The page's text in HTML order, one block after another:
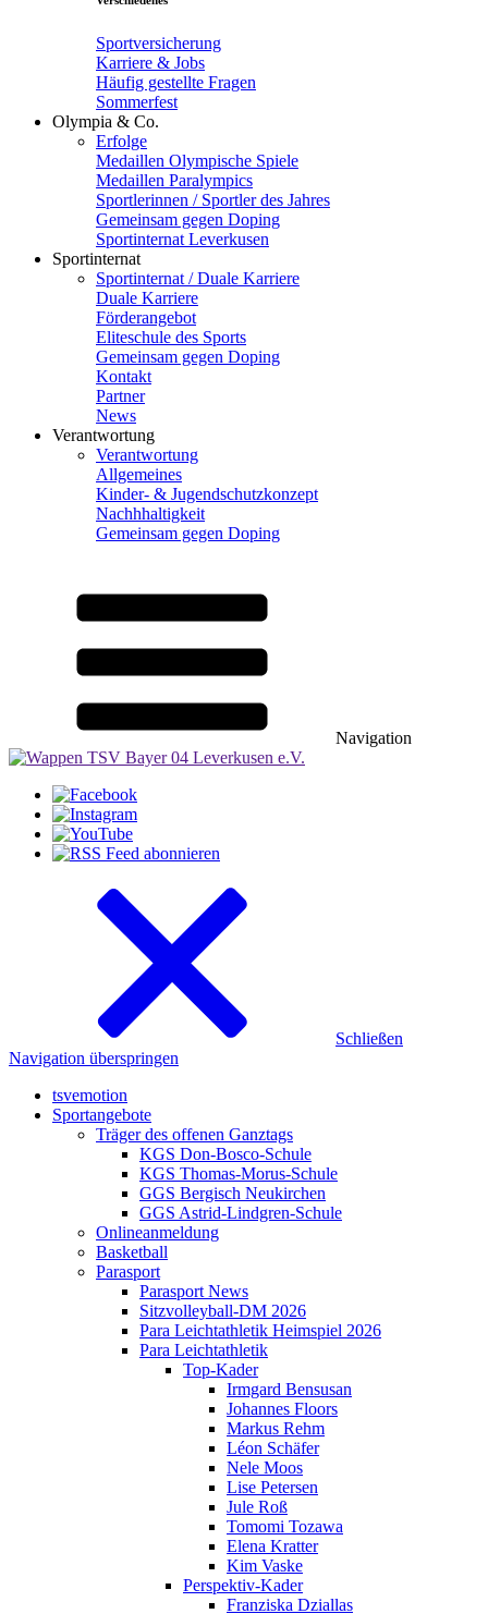
Sportversicherung
Karriere & Jobs
Häufig gestellte Fragen
Sommerfest
Olympia & Co.
Erfolge
Medaillen Olympische Spiele
Medaillen Paralympics
Sportlerinnen / Sportler des Jahres
Gemeinsam gegen Doping
Sportinternat Leverkusen
Sportinternat
Sportinternat / Duale Karriere
Duale Karriere
Förderangebot
Eliteschule des Sports
Gemeinsam gegen Doping
Kontakt
Partner
News
Verantwortung
Verantwortung
Allgemeines
Kinder- & Jugendschutzkonzept
Nachhhaltigkeit
Gemeinsam gegen Doping
Navigation
Schließen
Navigation überspringen
tsvemotion
Sportangebote
Träger des offenen Ganztags
KGS Don-Bosco-Schule
KGS Thomas-Morus-Schule
GGS Bergisch Neukirchen
GGS Astrid-Lindgren-Schule
Onlineanmeldung
Basketball
Parasport
Parasport News
Sitzvolleyball-DM 2026
Para Leichtathletik Heimspiel 2026
Para Leichtathletik
Top-Kader
Irmgard Bensusan
Johannes Floors
Markus Rehm
Léon Schäfer
Nele Moos
Lise Petersen
Jule Roß
Tomomi Tozawa
Elena Kratter
Kim Vaske
Perspektiv-Kader
Franziska Dziallas